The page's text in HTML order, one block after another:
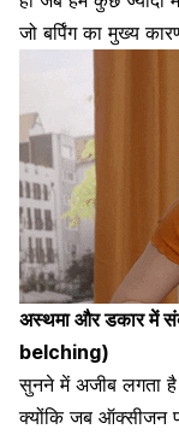
जो बर्पिंग का मुख्य
अस्थमा और डकार में
belching)
सुनने में अजीब लगता है
क्योंकि जब ऑक्सीजन